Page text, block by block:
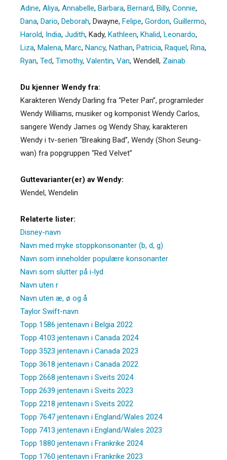
Adine, Aliya, Annabelle, Barbara, Bernard, Billy, Connie,
Dana, Dario, Deborah, Dwayne, Felipe, Gordon, Guillermo,
Harold, India, Judith, Kady, Kathleen, Khalid, Leonardo,
Liza, Malena, Marc, Nancy, Nathan, Patricia, Raquel, Rina,
Ryan, Ted, Timothy, Valentin, Van, Wendell, Zainab
Du kjenner Wendy fra:
Karakteren Wendy Darling fra “Peter Pan”, programleder
Wendy Williams, musiker og komponist Wendy Carlos,
sangere Wendy James og Wendy Shay, karakteren
Wendy i tv-serien “Breaking Bad”, Wendy (Shon Seung-
wan) fra popgruppen “Red Velvet”
Guttevarianter(er) av Wendy:
Wendel, Wendelin
Relaterte lister:
Disney-navn
Navn med myke stoppkonsonanter (b, d, g)
Navn som inneholder populære konsonanter
Navn som slutter på i-lyd
Navn uten r
Navn uten æ, ø og å
Taylor Swift-navn
Topp 1586 jentenavn i Belgia 2022
Topp 4103 jentenavn i Canada 2024
Topp 3523 jentenavn i Canada 2023
Topp 3618 jentenavn i Canada 2022
Topp 2668 jentenavn i Sveits 2024
Topp 2639 jentenavn i Sveits 2023
Topp 2218 jentenavn i Sveits 2022
Topp 7647 jentenavn i England/Wales 2024
Topp 7413 jentenavn i England/Wales 2023
Topp 1880 jentenavn i Frankrike 2024
Topp 1760 jentenavn i Frankrike 2023